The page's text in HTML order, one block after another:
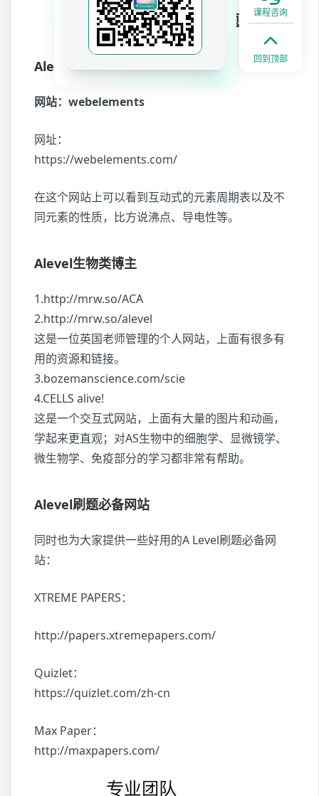
四、Alevel其他学科和刷题网站
Alevel化学类网站
网站：webelements
网址：
https://webelements.com/
在这个网站上可以看到互动式的元素周期表以及不
同元素的性质，比方说沸点、导电性等。
Alevel生物类博主
1.http://mrw.so/ACA
2.http://mrw.so/alevel
这是一位英国老师管理的个人网站，上面有很多有
用的资源和链接。
3.bozemanscience.com/scie
4.CELLS alive!
这是一个交互式网站，上面有大量的图片和动画，
学起来更直观；对AS生物中的细胞学、显微镜学、
微生物学、免疫部分的学习都非常有帮助。
Alevel刷题必备网站
同时也为大家提供一些好用的A Level刷题必备网
站：
XTREME PAPERS：
http://papers.xtremepapers.com/
Quizlet：
https://quizlet.com/zh-cn
Max Paper：
http://maxpapers.com/
课程咨询
回到顶部